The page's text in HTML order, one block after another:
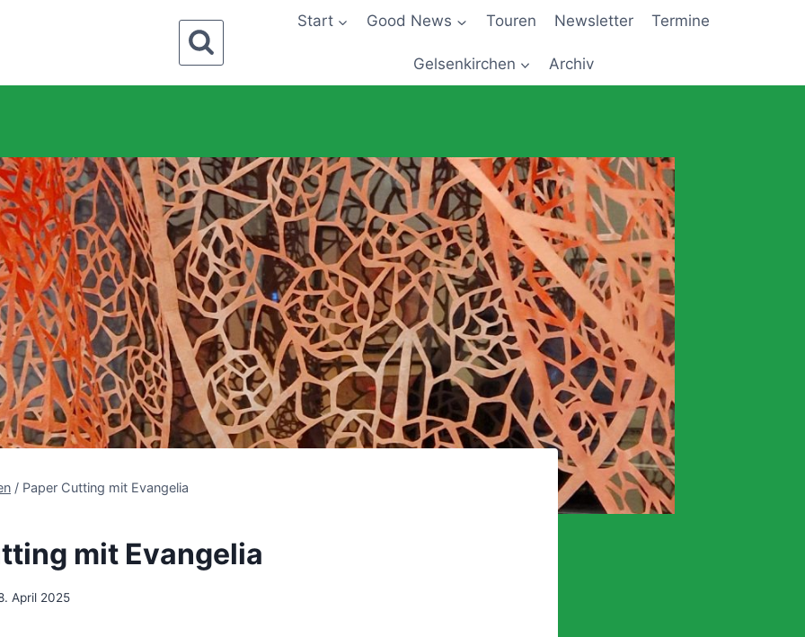
Start Good News Touren Newsletter Termine
Gelsenkirchen Archiv
/ Paper Cutting mit Evangelia
mit Evangelia
April 2025